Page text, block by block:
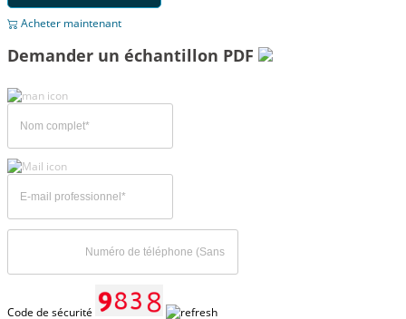
Acheter maintenant
Demander un échantillon PDF
Code de sécurité